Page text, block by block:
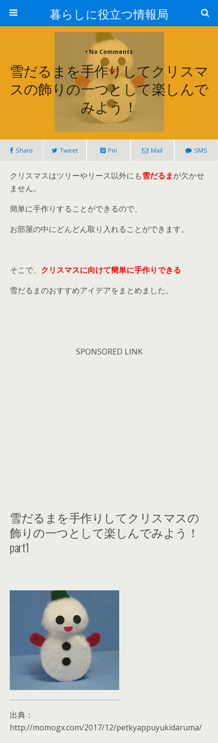
暮らしに役立つ情報局
• No Comments
雪だるまを手作りしてクリスマ
スの飾りの一つとして楽しんで
みよう！
Share Tweet Pin Mail SMS
クリスマスはツリーやリース以外にも雪だるまが欠かせ
ません。
簡単に手作りすることができるので、
お部屋の中にどんどん取り入れることができます。
そこで、 クリスマスに向けて簡単に手作りできる
雪だるまのおすすめアイデアをまとめました。
SPONSORED LINK
雪だるまを手作りしてクリスマスの
飾りの一つとして楽しんでみよう！
part1
出典：
http://momogx.com/2017/12/petkyappuyukidaruma/